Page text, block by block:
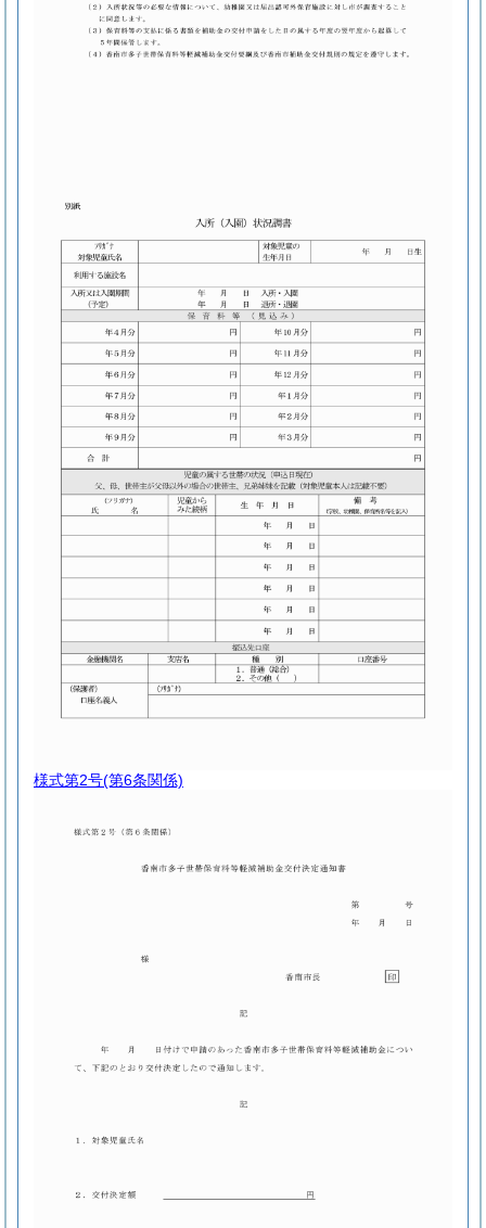
様式第2号(第6条関係)